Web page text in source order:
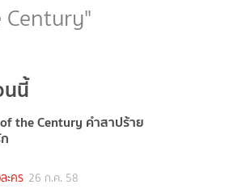
นี้
the Century คำสาปร้าย
ะคร 26 ก.ค. 58